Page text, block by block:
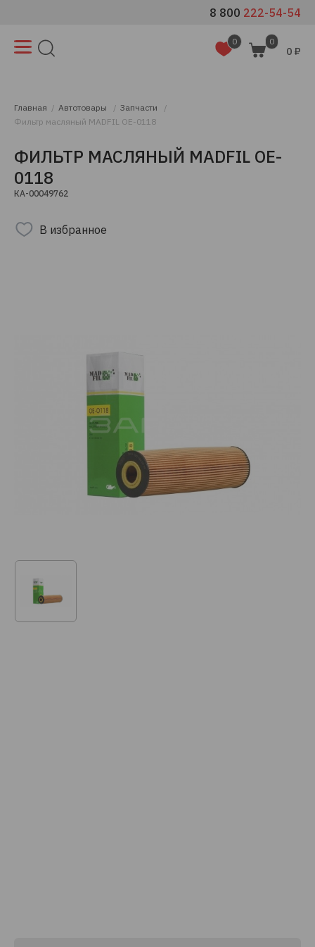
8 800 222-54-54
0 0
0 ₽
Главная Автотовары
Запчасти
Фильтр масляный MADFIL OE-0118
ФИЛЬТР МАСЛЯНЫЙ MADFIL OE-
0118
КА-00049762
В избранное